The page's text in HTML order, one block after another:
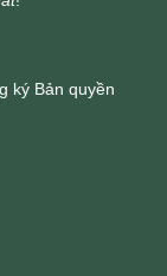
ký Bản quyền